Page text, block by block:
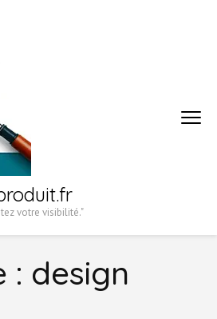
votre visibilité."
: design